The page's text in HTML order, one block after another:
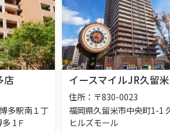
店
多駅南１丁
1Ｆ
イースマイルJR久留
住所：〒830-0023
福岡県久留米市中央町1-1
ヒルズモール